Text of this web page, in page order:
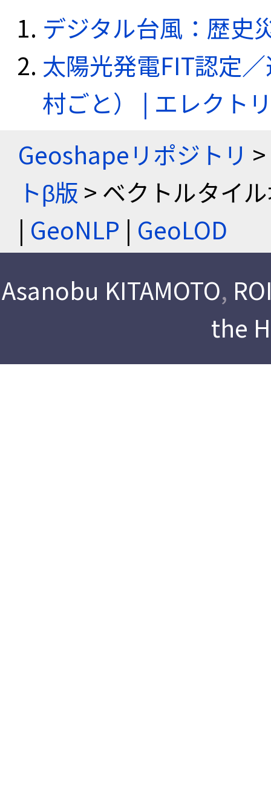
デジタル台風：歴史
太陽光発電FIT認定
村ごと） | エレクト
Geoshapeリポジトリ >
トβ版 > ベクトルタイ
| GeoNLP | GeoLOD
Asanobu KITAMOTO,
the